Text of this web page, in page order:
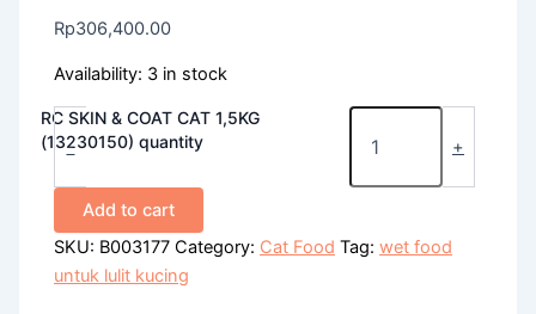
Rp306,400.00
Availability: 3 in stock
-
RC SKIN & COAT CAT 1,5KG
(13230150) quantity
+
Add to cart
SKU: B003177 Category: Cat Food Tag:wet food
untuk lulit kucing